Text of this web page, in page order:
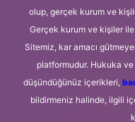
olup, gerçek kurum ve
Gerçek kurum ve kişiler
Sitemiz, kar amacı
platformudur. Hukuka
düşündüğünüz içerikleri,
bildirmeniz halinde, ilgili